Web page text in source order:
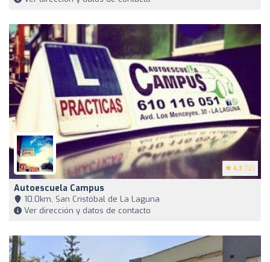
4.3 (12)
Autoescuela Campus
10,0km, San Cristóbal de La Laguna
Ver dirección y datos de contacto